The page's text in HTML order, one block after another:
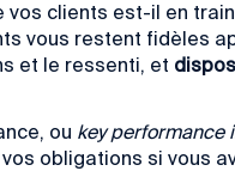
vos clients est-il en
vous restent fidèles
et le ressenti, et
ou key performance
obligations si vous